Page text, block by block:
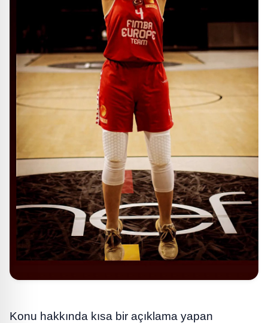
Konu hakkında kısa bir açıklama yapan